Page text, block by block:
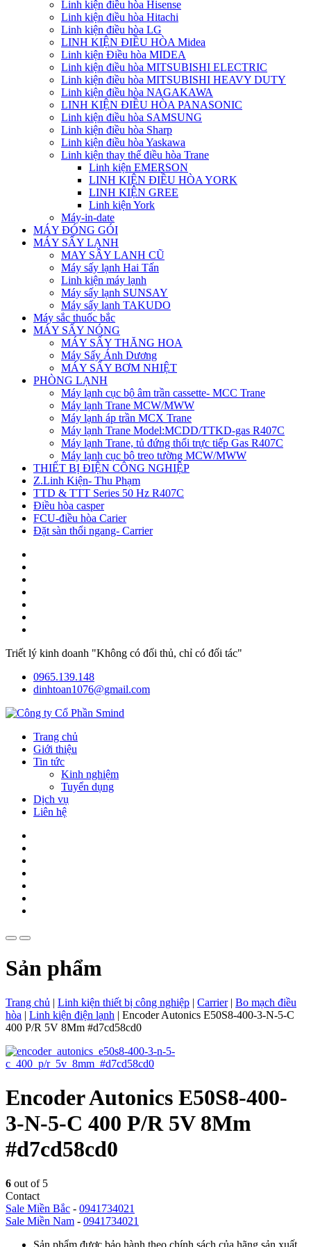
Linh kiện điều hòa Hisense
Linh kiện điều hòa Hitachi
Linh kiện điều hòa LG
LINH KIỆN ĐIỀU HÒA Midea
Linh kiện Điều hòa MIDEA
Linh kiện điều hòa MITSUBISHI ELECTRIC
Linh kiện điều hòa MITSUBISHI HEAVY DUTY
Linh kiện điều hòa NAGAKAWA
LINH KIỆN ĐIỀU HÒA PANASONIC
Linh kiện điều hòa SAMSUNG
Linh kiện điều hòa Sharp
Linh kiện điều hòa Yaskawa
Linh kiện thay thế điều hòa Trane
Linh kiện EMERSON
LINH KIỆN ĐIỀU HÒA YORK
LINH KIỆN GREE
Linh kiện York
Máy-in-date
MÁY ĐÓNG GÓI
MÁY SẤY LẠNH
MAY SÂY LANH CŨ
Máy sấy lạnh Hai Tấn
Linh kiện máy lạnh
Máy sấy lạnh SUNSAY
Máy sấy lanh TAKUDO
Máy sắc thuốc bắc
MÁY SẤY NÓNG
MÁY SẤY THĂNG HOA
Máy Sấy Ánh Dương
MÁY SẤY BƠM NHIỆT
PHÒNG LẠNH
Máy lạnh cục bộ âm trần cassette- MCC Trane
Máy lạnh Trane MCW/MWW
Máy lạnh áp trần MCX Trane
Máy lạnh Trane Model:MCDD/TTKD-gas R407C
Máy lạnh Trane, tủ đứng thổi trực tiếp Gas R407C
Máy lạnh cục bộ treo tường MCW/MWW
THIẾT BỊ ĐIỆN CÔNG NGHIỆP
Z.Linh Kiện- Thu Phạm
TTD & TTT Series 50 Hz R407C
Điều hòa casper
FCU-điều hòa Carier
Đặt sàn thổi ngang- Carrier
Triết lý kinh doanh "Không có đối thủ, chỉ có đối tác"
0965.139.148
dinhtoan1076@gmail.com
Trang chủ
Giới thiệu
Tin tức
Kinh nghiệm
Tuyển dụng
Dịch vụ
Liên hệ
Sản phẩm
Trang chủ | Linh kiện thiết bị công nghiệp | Carrier| Bo mạch điều
hòa | Linh kiện điện lạnh | Encoder Autonics E50S8-400-3-N-5-C
400 P/R 5V 8Mm #d7cd58cd0
Encoder Autonics E50S8-400-
3-N-5-C 400 P/R 5V 8Mm
#d7cd58cd0
6 out of 5
Contact
Sale Miền Bắc - 0941734021
Sale Miền Nam - 0941734021
Sản phẩm được bảo hành theo chính sách của hãng sản xuất.